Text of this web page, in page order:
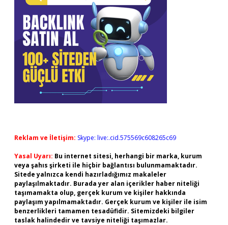
Reklam ve İletişim: Skype: live:.cid.575569c608265c69
Yasal Uyarı: Bu internet sitesi, herhangi bir marka, kurum
veya şahıs şirketi ile hiçbir bağlantısı bulunmamaktadır.
Sitede yalnızca kendi hazırladığımız makaleler
paylaşılmaktadır. Burada yer alan içerikler haber niteliği
taşımamakta olup, gerçek kurum ve kişiler hakkında
paylaşım yapılmamaktadır. Gerçek kurum ve kişiler ile isim
benzerlikleri tamamen tesadüfidir. Sitemizdeki bilgiler
taslak halindedir ve tavsiye niteliği taşımazlar.